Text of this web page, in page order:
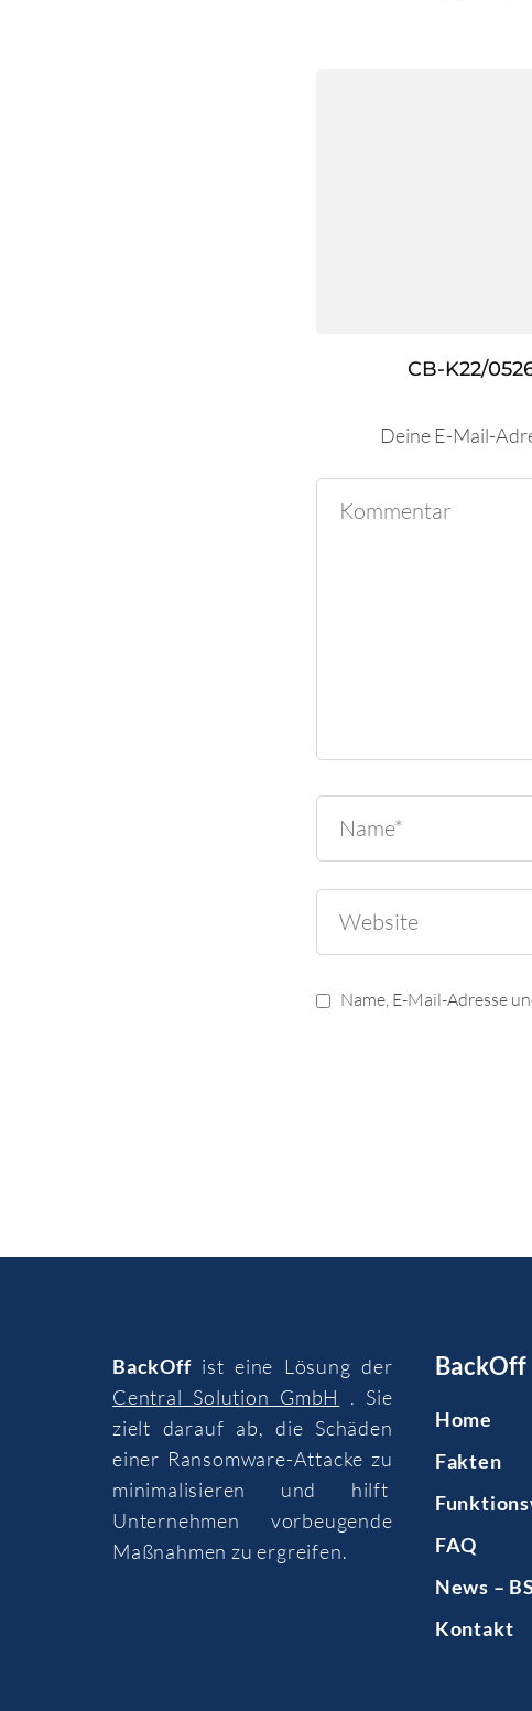
CB-K22/
Deine E-Mail-
Name, E-Mail-Adresse
BackOffist eine Lösung der
Central Solution GmbH
. Sie
zielt darauf ab, die Schäden
einer Ransomware-Attacke zu
minimalisieren und hilft
Unternehmen vorbeugende
Maßnahmen zu ergreifen.
BackOff
Home
Fakten
FAQ
News –
Kontakt